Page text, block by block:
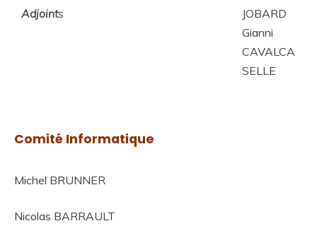
Adjoints
JOBARD
Gianni
CAVALCA
SELLE
Comité Informatique
Michel BRUNNER
Nicolas BARRAULT